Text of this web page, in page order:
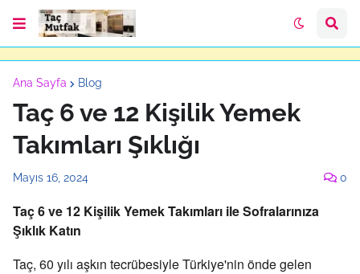
Ana Sayfa Blog
Taç 6 ve 12 Kişilik Yemek
Takımları Şıklığı
Mayıs 16, 2024 0
Taç 6 ve 12 Kişilik Yemek Takımları ile Sofralarınıza
Şıklık Katın
Taç, 60 yılı aşkın tecrübesiyle Türkiye'nin önde gelen